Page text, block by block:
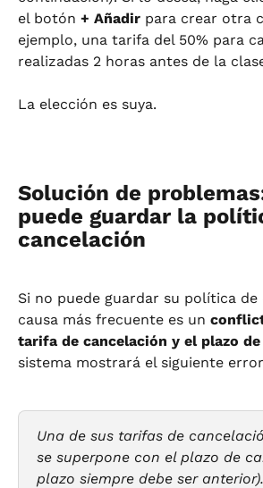
el botón + Añadir para crear otra
ejemplo, una tarifa del 50% para
realizadas 2 horas antes de la
La elección es suya.
Solución de
puede guardar la
cancelación
Si no puede guardar su política de
causa más frecuente es un
tarifa de cancelación y el plazo
sistema mostrará el siguiente
Una de sus tarifas de
se superpone con el plazo de
plazo siempre debe ser